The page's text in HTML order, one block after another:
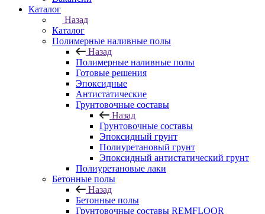
Каталог
Назад
Каталог
Полимерные наливные полы
Назад
Полимерные наливные полы
Готовые решения
Эпоксидные
Антистатические
Грунтовочные составы
Назад
Грунтовочные составы
Эпоксидный грунт
Полиуретановый грунт
Эпоксидный антистатический грунт
Полиуретановые лаки
Бетонные полы
Назад
Бетонные полы
Грунтовочные составы REMFLOOR